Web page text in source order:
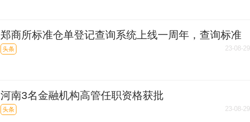
郑商所标准仓单登记查询系统上线一周年，查询标准
仓单量20余万张
头条 23-08-29
河南3名金融机构高管任职资格获批
头条 23-08-29